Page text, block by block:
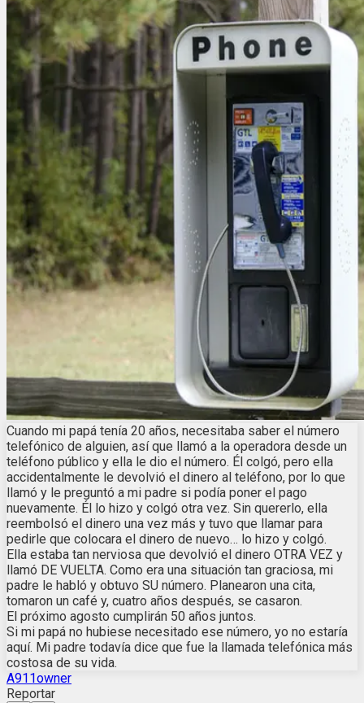
Cuando mi papá tenía 20 años, necesitaba saber el número
telefónico de alguien, así que llamó a la operadora desde un
teléfono público y ella le dio el número. Él colgó, pero ella
accidentalmente le devolvió el dinero al teléfono, por lo que
llamó y le preguntó a mi padre si podía poner el pago
nuevamente. Él lo hizo y colgó otra vez. Sin quererlo, ella
reembolsó el dinero una vez más y tuvo que llamar para
pedirle que colocara el dinero de nuevo… lo hizo y colgó.
Ella estaba tan nerviosa que devolvió el dinero OTRA VEZ y
llamó DE VUELTA. Como era una situación tan graciosa, mi
padre le habló y obtuvo SU número. Planearon una cita,
tomaron un café y, cuatro años después, se casaron.
El próximo agosto cumplirán 50 años juntos.
Si mi papá no hubiese necesitado ese número, yo no estaría
aquí. Mi padre todavía dice que fue la llamada telefónica más
costosa de su vida.
A911owner
Reportar